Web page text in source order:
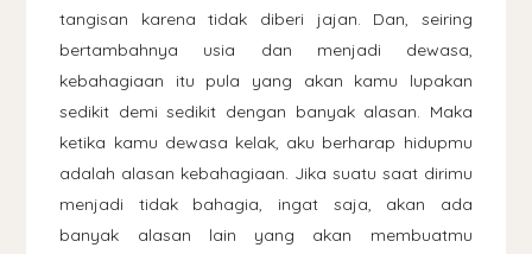
tangisan karena tidak diberi jajan. Dan, seiring
bertambahnya usia dan menjadi dewasa,
kebahagiaan itu pula yang akan kamu lupakan
sedikit demi sedikit dengan banyak alasan. Maka
ketika kamu dewasa kelak, aku berharap hidupmu
adalah alasan kebahagiaan. Jika suatu saat dirimu
menjadi tidak bahagia, ingat saja, akan ada
banyak alasan lain yang akan membuatmu